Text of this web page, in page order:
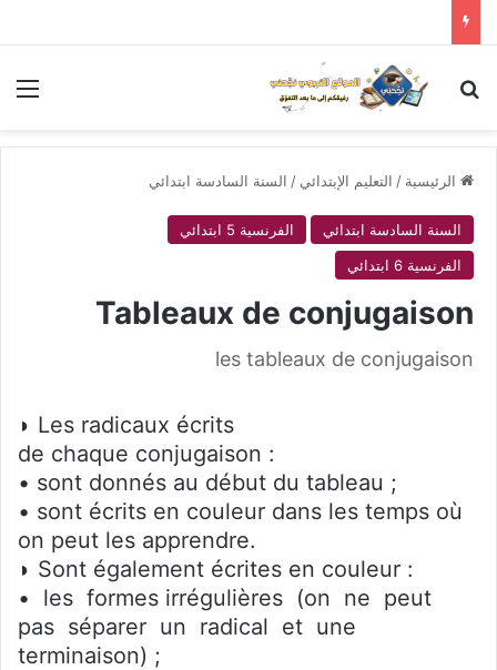
بحث عن
الرئيسية / التعليم الإبتدائي / السنة السادسة ابتدائي
السنة السادسة ابتدائي
الفرنسية 5 ابتدائي
الفرنسية 6 ابتدائي
Tableaux de conjugaison
les tableaux de conjugaison
◗ Les radicaux écrits
de chaque conjugaison :
• sont donnés au début du tableau ;
• sont écrits en couleur dans les temps où
on peut les apprendre.
◗ Sont également écrites en couleur :
• les formes irrégulières (on ne peut
pas séparer un radical et une
terminaison) ;